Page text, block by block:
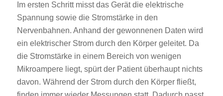
Im ersten Schritt misst das Gerät die elektrische
Spannung sowie die Stromstärke in den
Nervenbahnen. Anhand der gewonnenen Daten wird
ein elektrischer Strom durch den Körper geleitet. Da
die Stromstärke in einem Bereich von wenigen
Mikroampere liegt, spürt der Patient überhaupt nichts
davon. Während der Strom durch den Körper fließt,